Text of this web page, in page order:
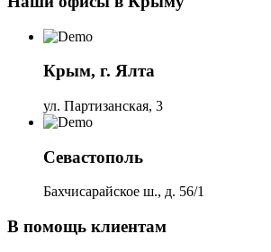
Крым, г. Ялта
ул. Партизанская, 3
Севастополь
Бахчисарайское ш., д. 56/1
В помощь клиентам